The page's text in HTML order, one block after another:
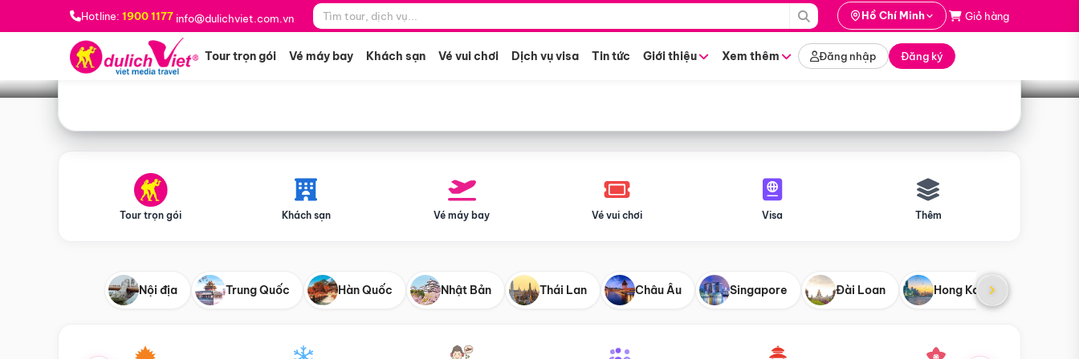
Hotline: 1900 1177 info@dulichviet.com.vn Hồ Chí Minh Giỏ hàng
Tour trọn gói Vé máy bay Khách sạn Vé vui chơi Dịch vụ visa Tin tức Giới thiệu Xem thêm Đăng nhập Đăng ký
Bạn muốn đi đâu? *
Tìm tour
Tour trọn gói Khách sạn Vé máy bay Vé vui chơi Visa Thêm
Nội địa Trung Quốc Hàn Quốc Nhật Bản Thái Lan Châu Âu Singapore Đài Loan Hong Kong